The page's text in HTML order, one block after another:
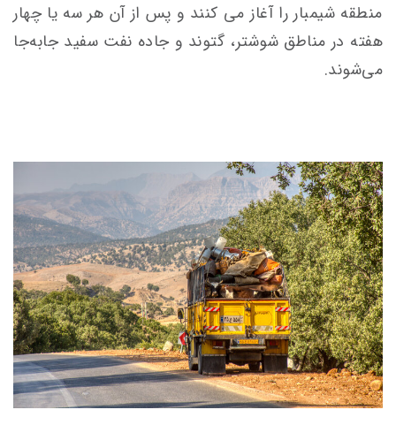
منطقه شیمبار را آغاز می کنند و پس از آن هر سه یا چهار
هفته در مناطق شوشتر، گتوند و جاده نفت سفید جابه‌جا
می‌شوند.